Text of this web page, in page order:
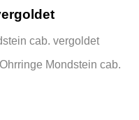
cab. vergoldet
Ohrringe Mondstein cab.